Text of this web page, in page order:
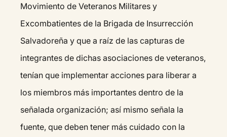
Movimiento de Veteranos Militares y
Excombatientes de la Brigada de Insurrección
Salvadoreña y que a raíz de las capturas de
integrantes de dichas asociaciones de veteranos,
tenían que implementar acciones para liberar a
los miembros más importantes dentro de la
señalada organización; así mismo señala la
fuente, que deben tener más cuidado con la